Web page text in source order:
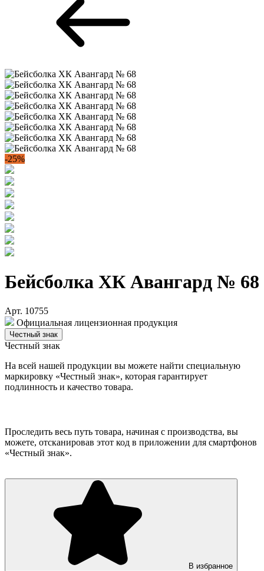
-25%
Бейсболка ХК Авангард № 68
Арт. 10755
Официальная лицензионная продукция
Честный знак
Честный знак
На всей нашей продукции вы можете найти специальную
маркировку «Честный знак», которая гарантирует
подлинность и качество товара.
Проследить весь путь товара, начиная с производства, вы
можете, отсканировав этот код в приложении для смартфонов
«Честный знак».
В избранное